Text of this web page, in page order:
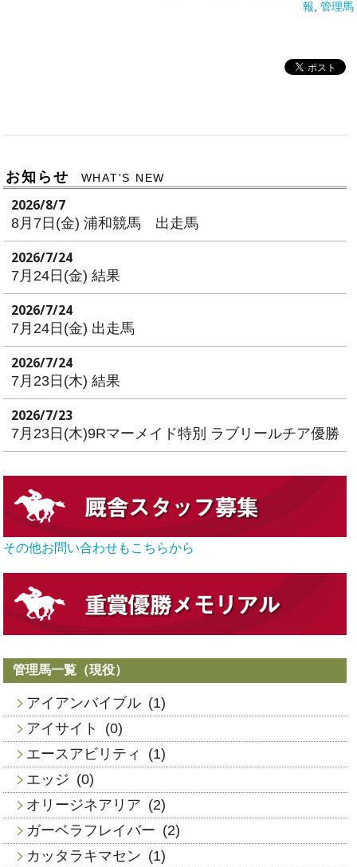
報, 管理馬
お知らせ WHAT'S NEW
2026/8/7
8月7日(金) 浦和競馬 出走馬
2026/7/24
7月24日(金) 結果
2026/7/24
7月24日(金) 出走馬
2026/7/24
7月23日(木) 結果
2026/7/23
7月23日(木)9Rマーメイド特別 ラブリールチア優勝
その他お問い合わせもこちらから
管理馬一覧（現役）
アイアンバイブル (1)
アイサイト
(0)
エースアビリティ
(1)
エッジ (0)
オリージネアリア (2)
ガーベラフレイバー (2)
カッタラキマセン (1)